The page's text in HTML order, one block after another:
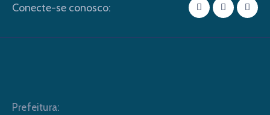
Conecte-se conosco:
Prefeitura: